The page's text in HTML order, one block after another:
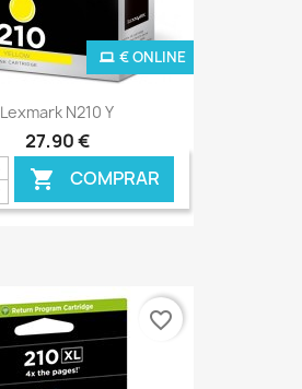
Lexmark N210 Y
27,90 €
 COMPRAR
€ ONLINE
favorite_border